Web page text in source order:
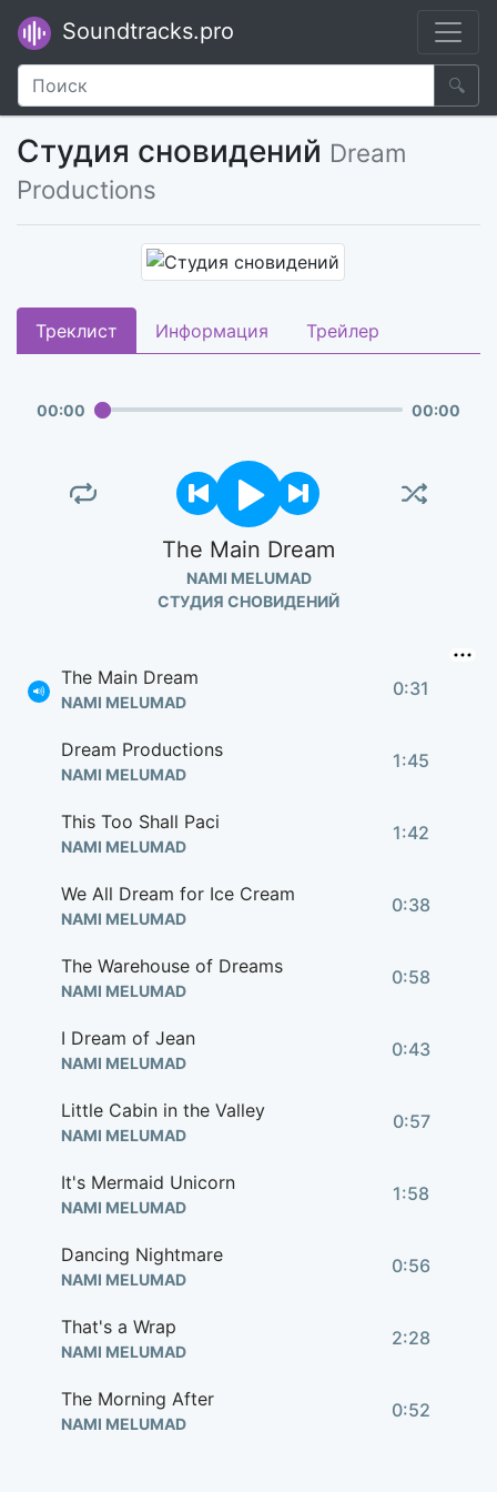
Soundtracks.pro
🔍
Студия сновидений Dream
Productions
Треклист Информация Трейлер
00:00 00:00
The Main Dream
NAMI MELUMAD
СТУДИЯ СНОВИДЕНИЙ
The Main Dream
NAMI MELUMAD
0:31
Dream Productions
NAMI MELUMAD
1:45
This Too Shall Paci
NAMI MELUMAD
1:42
We All Dream for Ice Cream
NAMI MELUMAD
0:38
The Warehouse of Dreams
NAMI MELUMAD
0:58
I Dream of Jean
NAMI MELUMAD
0:43
Little Cabin in the Valley
NAMI MELUMAD
0:57
It's Mermaid Unicorn
NAMI MELUMAD
1:58
Dancing Nightmare
NAMI MELUMAD
0:56
That's a Wrap
NAMI MELUMAD
2:28
The Morning After
NAMI MELUMAD
0:52